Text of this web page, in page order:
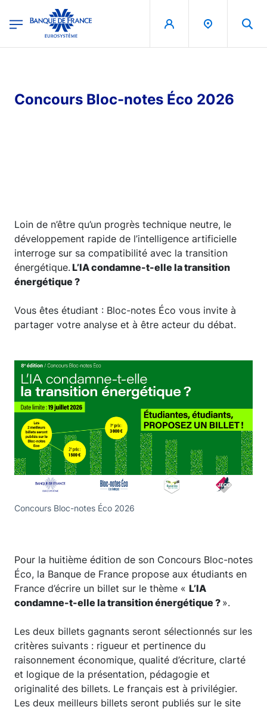
Banque de France - Menu Principal
Concours Bloc-notes Éco 2026
Loin de n’être qu’un progrès technique neutre, le
développement rapide de l’intelligence artificielle
interroge sur sa compatibilité avec la transition
énergétique. L’IA condamne-t-elle la transition
énergétique ?
Vous êtes étudiant : Bloc-notes Éco vous invite à
partager votre analyse et à être acteur du débat.
Concours Bloc-notes Éco 2026
Pour la huitième édition de son Concours Bloc-notes
Éco, la Banque de France propose aux étudiants en
France d’écrire un billet sur le thème « L’IA
condamne-t-elle la transition énergétique ? ».
Les deux billets gagnants seront sélectionnés sur les
critères suivants : rigueur et pertinence du
raisonnement économique, qualité d’écriture, clarté
et logique de la présentation, pédagogie et
originalité des billets. Le français est à privilégier.
Les deux meilleurs billets seront publiés sur le site